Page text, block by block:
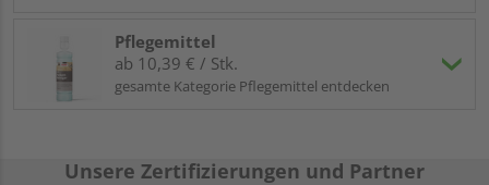
Pflegemittel
ab 10,39 € / Stk.
gesamte Kategorie Pflegemittel entdecken
Unsere Zertifizierungen und Partner